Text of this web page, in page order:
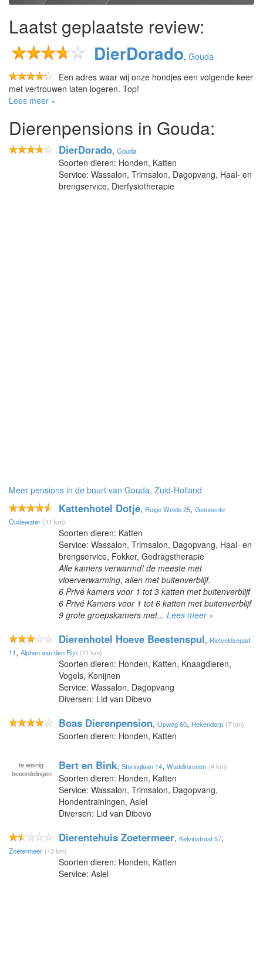
Laatst geplaatste review:
DierDorado, Gouda
Een adres waar wij onze hondjes een volgende keer
met vertrouwen laten logeren. Top!
Lees meer »
Dierenpensions in Gouda:
DierDorado, Gouda
Soorten dieren: Honden, Katten
Service: Wassalon, Trimsalon, Dagopvang, Haal- en
brengservice, Dierfysiotherapie
Meer pensions in de buurt van Gouda, Zuid-Holland
Kattenhotel Dotje, Ruige Weide 25, Gemeente
Oudewater (11 km)
Soorten dieren: Katten
Service: Wassalon, Trimsalon, Dagopvang, Haal- en
brengservice, Fokker, Gedragstherapie
Alle kamers verwarmd! de meeste met
vloerverwarming, allen met buitenverblijf.
6 Privé kamers voor 1 tot 3 katten met buitenverblijf
6 Privé Kamers voor 1 tot 6 katten met buitenverblijf
9 grote groepskamers met... Lees meer »
Dierenhotel Hoeve Beestenspul, Rietveldsepad
11, Alphen aan den Rijn (11 km)
Soorten dieren: Honden, Katten, Knaagdieren,
Vogels, Konijnen
Service: Wassalon, Dagopvang
Diversen: Lid van Dibevo
Boas Dierenpension, Opweg 60, Hekendorp (7 km)
Soorten dieren: Honden, Katten
te weinig
beoordelingen
Bert en Bink, Staringlaan 14, Waddinxveen (4 km)
Soorten dieren: Honden, Katten
Service: Wassalon, Trimsalon, Dagopvang,
Hondentrainingen, Asiel
Diversen: Lid van Dibevo
Dierentehuis Zoetermeer, Kelvinstraat 57,
Zoetermeer (13 km)
Soorten dieren: Honden, Katten
Service: Asiel